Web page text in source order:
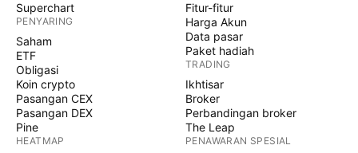
Superchart
PENYARING
Saham
ETF
Obligasi
Koin crypto
Pasangan CEX
Pasangan DEX
Pine
HEATMAP
Fitur-fitur
Harga Akun
Data pasar
Paket hadiah
TRADING
Ikhtisar
Broker
Perbandingan broker
The Leap
PENAWARAN SPESIAL